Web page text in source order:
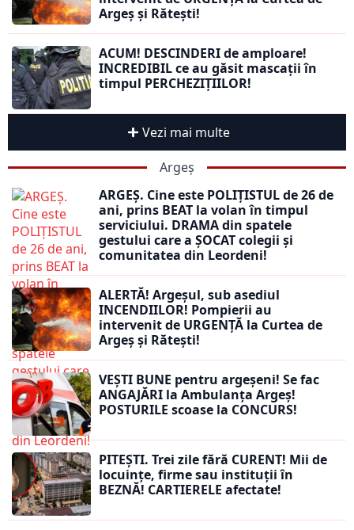
Argeș și Rătești!
ACUM! DESCINDERI de amploare!
INCREDIBIL ce au găsit mascații în
timpul PERCHEZIȚIILOR!
Vezi mai multe
Argeș
ARGEȘ. Cine este POLIȚISTUL de 26 de
ani, prins BEAT la volan în timpul
serviciului. DRAMA din spatele
gestului care a ȘOCAT colegii și
comunitatea din Leordeni!
ALERTĂ! Argeșul, sub asediul
INCENDIILOR! Pompierii au
intervenit de URGENȚĂ la Curtea de
Argeș și Rătești!
VEȘTI BUNE pentru argeșeni! Se fac
ANGAJĂRI la Ambulanța Argeș!
POSTURILE scoase la CONCURS!
PITEȘTI. Trei zile fără CURENT! Mii de
locuințe, firme sau instituții în
BEZNĂ! CARTIERELE afectate!